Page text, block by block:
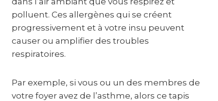
polluent. Ces allergènes qui se créent
progressivement et à votre insu peuvent
causer ou amplifier des troubles
respiratoires.
Par exemple, si vous ou un des membres de
votre foyer avez de l’asthme, alors ce tapis